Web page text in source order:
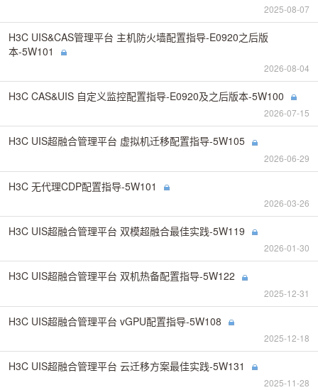
2025-08-07
H3C UIS&CAS管理平台 主机防火墙配置指导-E0920之后版
本-5W101
2026-08-04
H3C CAS&UIS 自定义监控配置指导-E0920及之后版本-5W100
2026-07-15
H3C UIS超融合管理平台 虚拟机迁移配置指导-5W105
2026-06-29
H3C 无代理CDP配置指导-5W101
2026-03-26
H3C UIS超融合管理平台 双模超融合最佳实践-5W119
2026-01-30
H3C UIS超融合管理平台 双机热备配置指导-5W122
2025-12-31
H3C UIS超融合管理平台 vGPU配置指导-5W108
2025-12-18
H3C UIS超融合管理平台 云迁移方案最佳实践-5W131
2025-11-28